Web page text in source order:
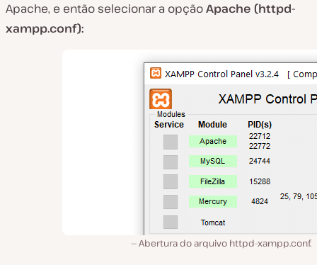
Apache, e então selecionar a opçãoApache (httpd-
xampp.conf):
Abertura do arquivo httpd-xampp.conf.